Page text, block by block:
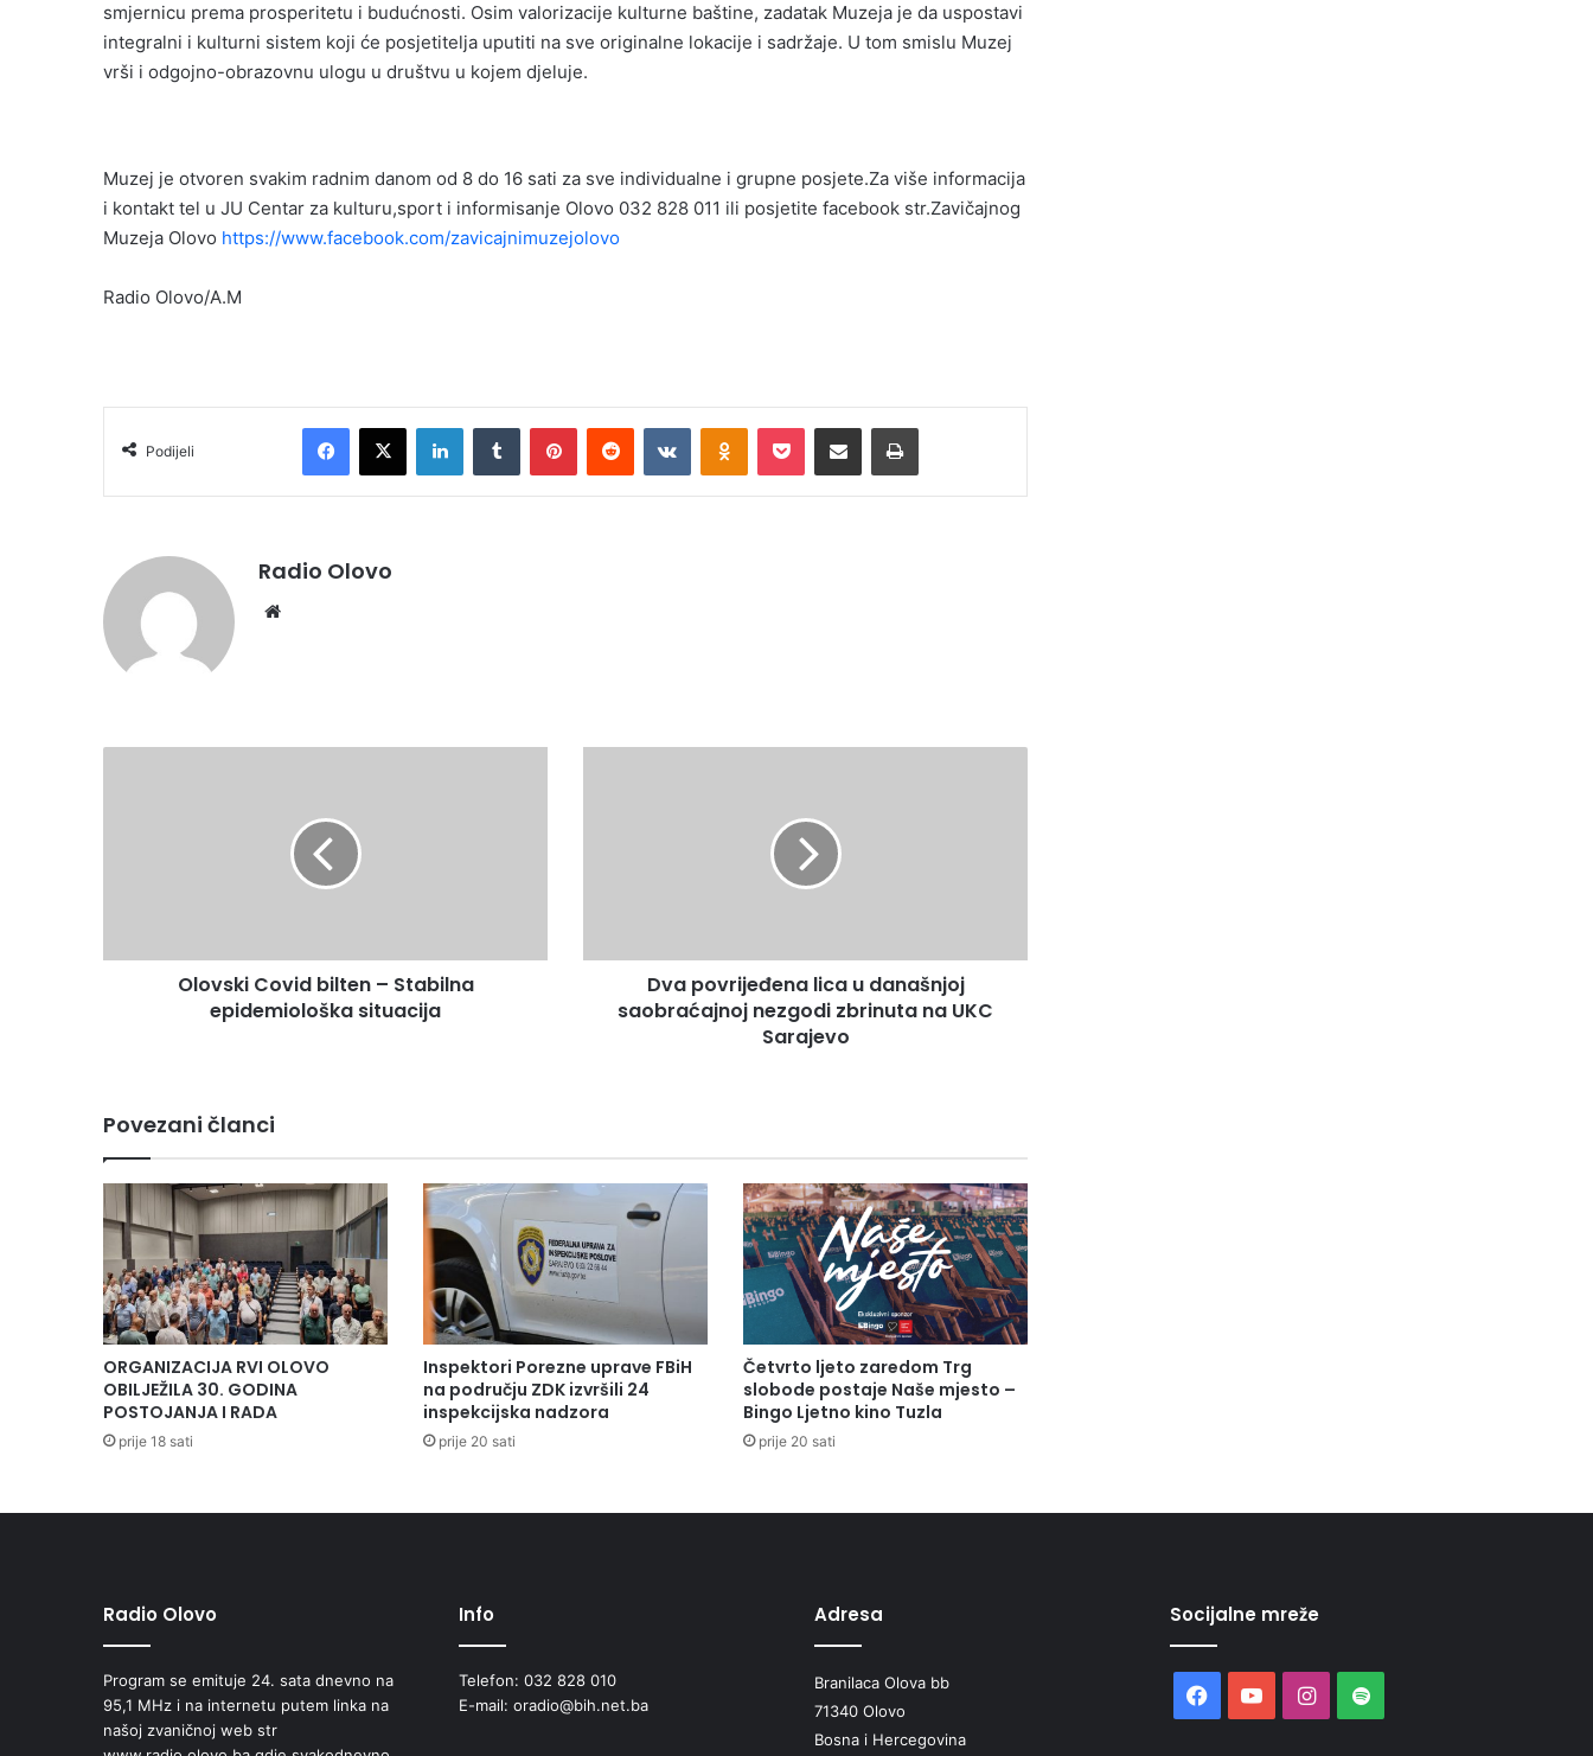
smjernicu prema prosperitetu i budućnosti. Osim valorizacije kulturne baštine, zadatak Muzeja je da uspostavi
integralni i kulturni sistem koji će posjetitelja uputiti na sve originalne lokacije i sadržaje. U tom smislu Muzej
vrši i odgojno-obrazovnu ulogu u društvu u kojem djeluje.
Muzej je otvoren svakim radnim danom od 8 do 16 sati za sve individualne i grupne posjete.Za više informacija
i kontakt tel u JU Centar za kulturu,sport i informisanje Olovo 032 828 011 ili posjetite facebook str.Zavičajnog
Muzeja Olovo https://www.facebook.com/zavicajnimuzejolovo
Radio Olovo/A.M
Podijeli
Facebook
X LinkedInTumblr PinterestReddit VKontakteOdnoklassniki
Pocket Podijeli putem Emaila Print
Radio Olovo
Olovski Covid bilten – Stabilna
epidemiološka situacija
na
Sarajevo
Dva povrijeđena lica u današnjoj
saobraćajnoj nezgodi zbrinuta na UKC
Sarajevo
Povezani članci
ORGANIZACIJA RVI OLOVO
OBILJEŽILA 30. GODINA
POSTOJANJA I RADA
prije 18 sati
Inspektori Porezne uprave FBiH
na području ZDK izvršili 24
inspekcijska nadzora
prije 20 sati
Četvrto ljeto zaredom Trg
slobode postaje Naše mjesto –
Bingo Ljetno kino Tuzla
prije 20 sati
Radio Olovo
Program se emituje 24. sata dnevno na
95,1 MHz i na internetu putem linka na
našoj zvaničnoj web str
Info
Telefon: 032 828 010
E-mail: oradio@bih.net.ba
Adresa
Branilaca Olova bb
71340 Olovo
Bosna i Hercegovina
Socijalne mreže
Facebook
YouTubeInstagram
Spotify